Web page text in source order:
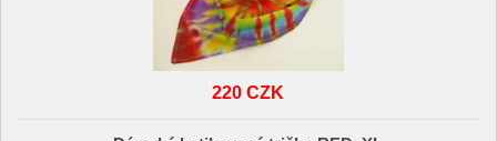
220 CZK